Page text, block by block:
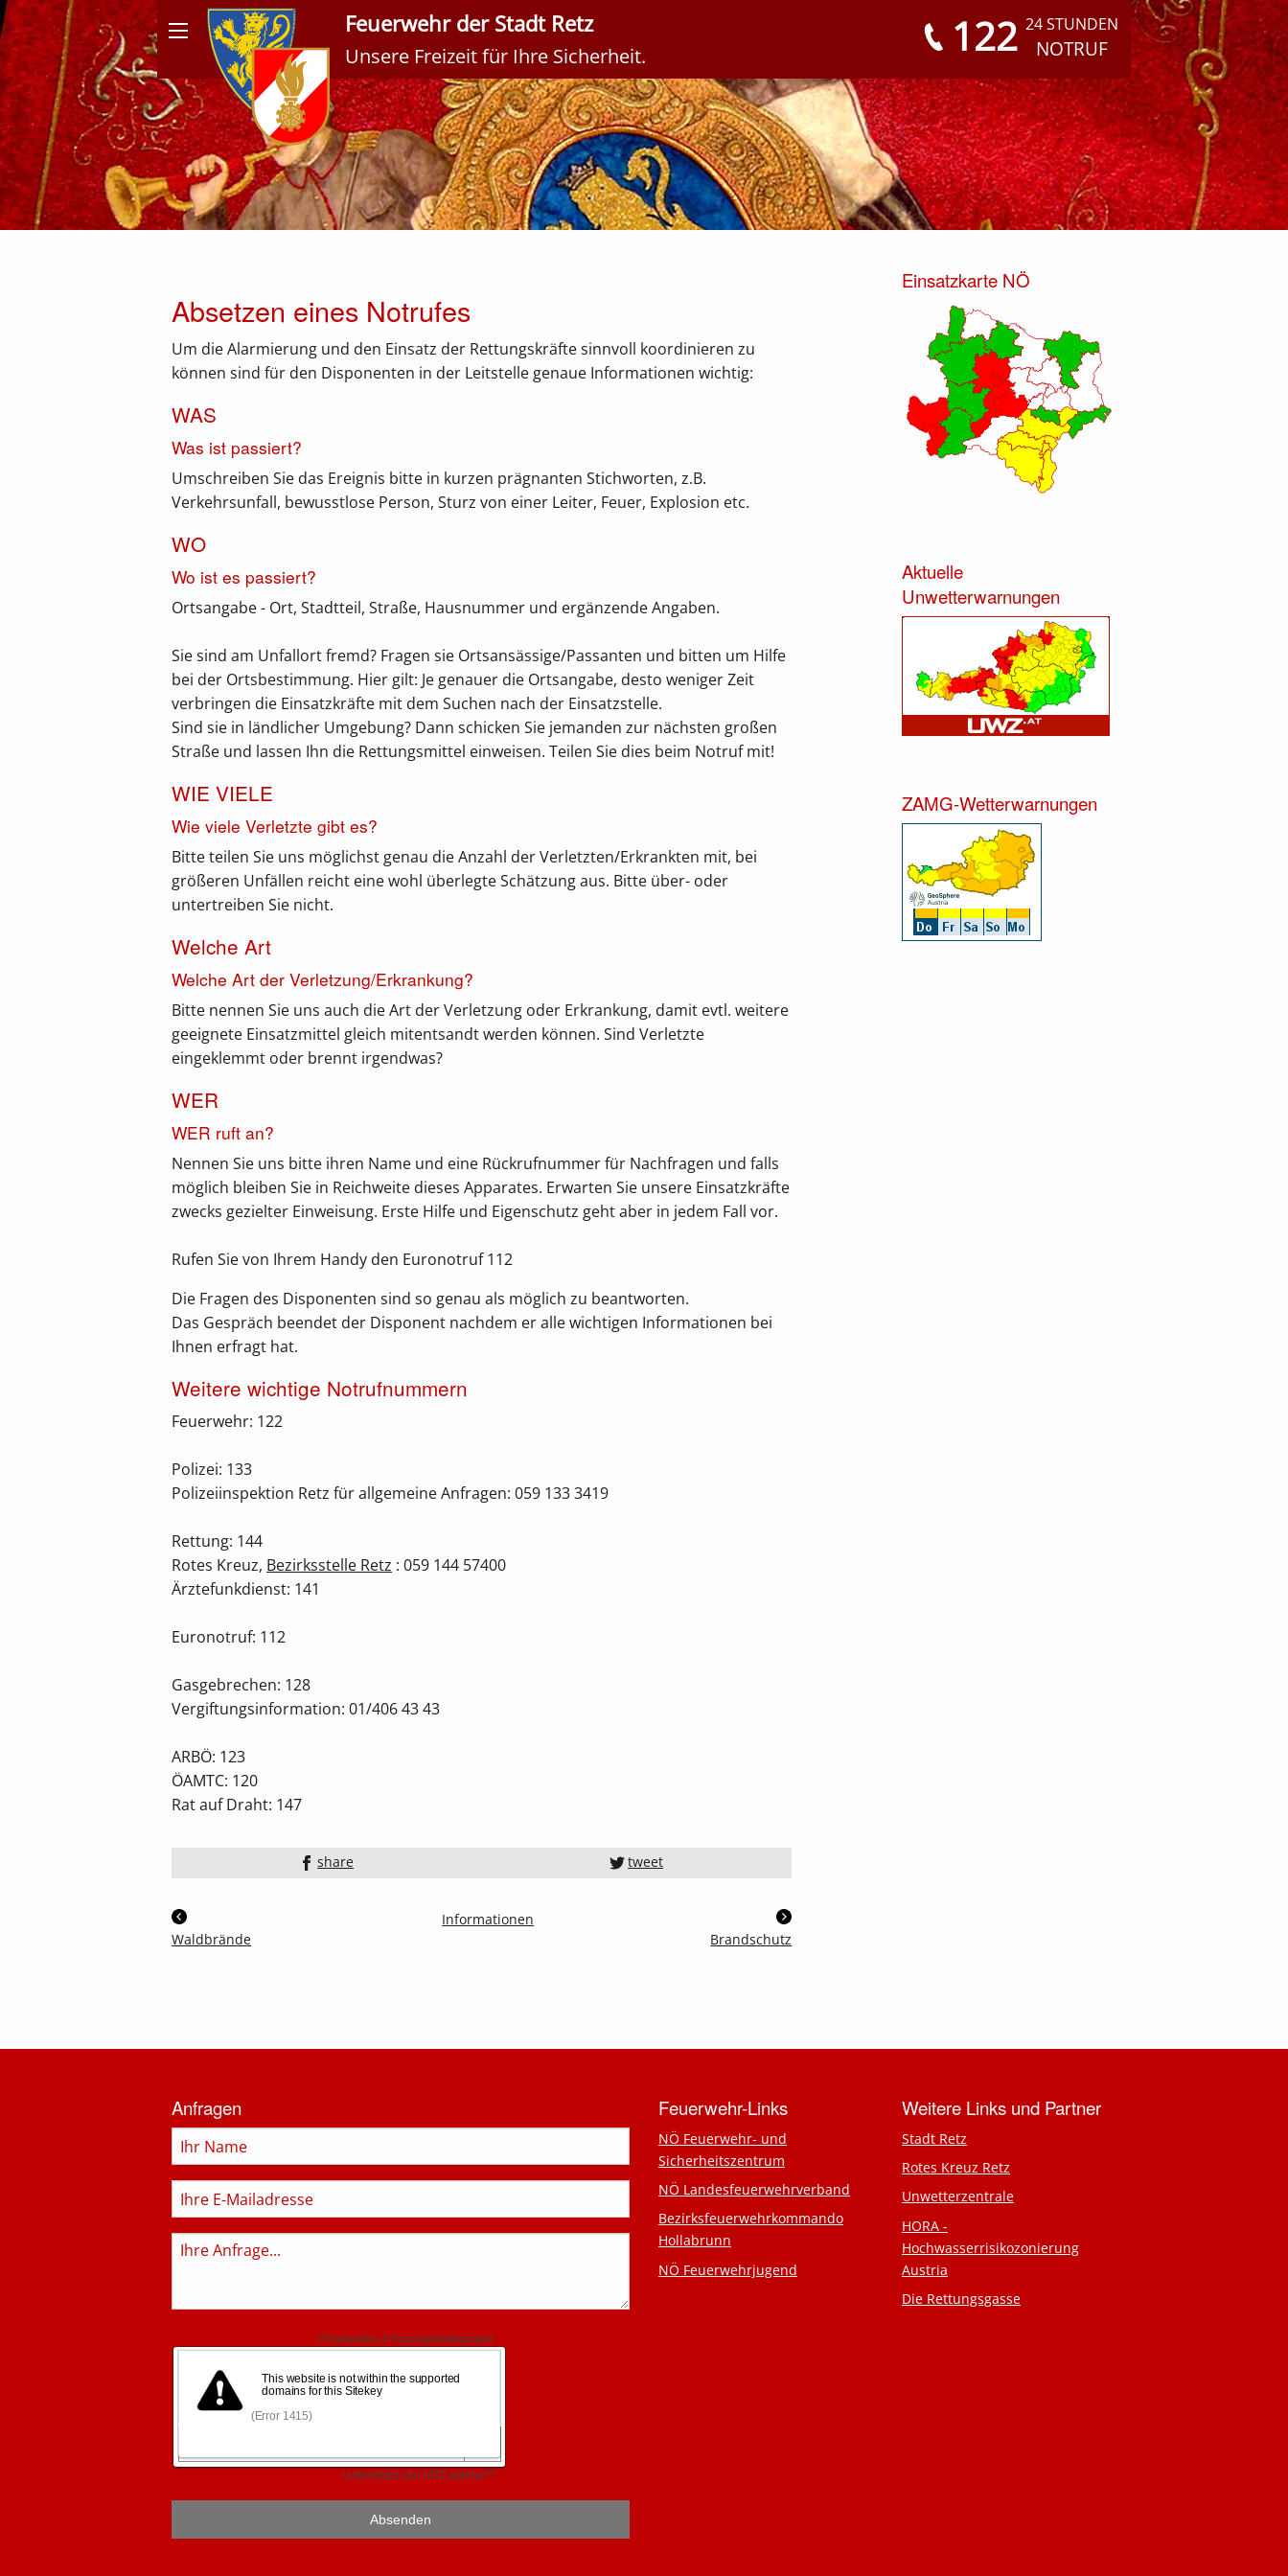
Feuerwehr der Stadt Retz
Unsere Freizeit für Ihre Sicherheit. 122 24 STUNDEN
NOTRUF
Absetzen eines Notrufes
Um die Alarmierung und den Einsatz der Rettungskräfte sinnvoll koordinieren zu
können sind für den Disponenten in der Leitstelle genaue Informationen wichtig:
WAS
Was ist passiert?
Umschreiben Sie das Ereignis bitte in kurzen prägnanten Stichworten, z.B.
Verkehrsunfall, bewusstlose Person, Sturz von einer Leiter, Feuer, Explosion etc.
WO
Wo ist es passiert?
Ortsangabe - Ort, Stadtteil, Straße, Hausnummer und ergänzende Angaben.
Sie sind am Unfallort fremd? Fragen sie Ortsansässige/Passanten und bitten um Hilfe
bei der Ortsbestimmung. Hier gilt: Je genauer die Ortsangabe, desto weniger Zeit
verbringen die Einsatzkräfte mit dem Suchen nach der Einsatzstelle.
Sind sie in ländlicher Umgebung? Dann schicken Sie jemanden zur nächsten großen
Straße und lassen Ihn die Rettungsmittel einweisen. Teilen Sie dies beim Notruf mit!
WIE VIELE
Wie viele Verletzte gibt es?
Bitte teilen Sie uns möglichst genau die Anzahl der Verletzten/Erkrankten mit, bei
größeren Unfällen reicht eine wohl überlegte Schätzung aus. Bitte über- oder
untertreiben Sie nicht.
Welche Art
Welche Art der Verletzung/Erkrankung?
Bitte nennen Sie uns auch die Art der Verletzung oder Erkrankung, damit evtl. weitere
geeignete Einsatzmittel gleich mitentsandt werden können. Sind Verletzte
eingeklemmt oder brennt irgendwas?
WER
WER ruft an?
Nennen Sie uns bitte ihren Name und eine Rückrufnummer für Nachfragen und falls
möglich bleiben Sie in Reichweite dieses Apparates. Erwarten Sie unsere Einsatzkräfte
zwecks gezielter Einweisung. Erste Hilfe und Eigenschutz geht aber in jedem Fall vor.
Rufen Sie von Ihrem Handy den Euronotruf 112
Die Fragen des Disponenten sind so genau als möglich zu beantworten.
Das Gespräch beendet der Disponent nachdem er alle wichtigen Informationen bei
Ihnen erfragt hat.
Weitere wichtige Notrufnummern
Feuerwehr: 122
Polizei: 133
Polizeiinspektion Retz für allgemeine Anfragen: 059 133 3419
Rettung: 144
Rotes Kreuz, Bezirksstelle Retz : 059 144 57400
Ärztefunkdienst: 141
Euronotruf: 112
Gasgebrechen: 128
Vergiftungsinformation: 01/406 43 43
ARBÖ: 123
ÖAMTC: 120
Rat auf Draht: 147
share tweet
Waldbrände
Informationen
Brandschutz
Einsatzkarte NÖ
Aktuelle
Unwetterwarnungen
ZAMG-Wetterwarnungen
Anfragen
Name
E-
Mail
Anfrage
Feuerwehr-Links
NÖ Feuerwehr- und
Sicherheitszentrum
NÖ Landesfeuerwehrverband
Bezirksfeuerwehrkommando
Hollabrunn
NÖ Feuerwehrjugend
Weitere Links und Partner
Stadt Retz
Rotes Kreuz Retz
Unwetterzentrale
HORA -
Hochwasserrisikozonierung
Austria
Die Rettungsgasse